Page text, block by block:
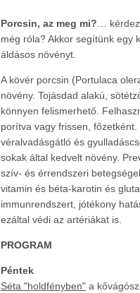
Porcsin, az meg mi? …
még róla? Akkor segítünk egy
áldásos növényt.
A kövér porcsin (Portulaca
növény. Tojásdad alakú,
könnyen felismerhető.
porítva vagy frissen,
véralvadásgátló és
sokak által kedvelt növény.
szív- és érrendszeri
vitamin és béta-karotin és
immunrendszert, jótékony
ezáltal védi az artériákat is.
PROGRAM
Péntek
Séta "holdfényben" a